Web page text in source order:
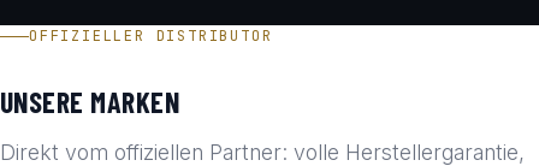
OFFIZIELLER DISTRIBUTOR
UNSERE MARKEN
Direkt vom offiziellen Partner: volle Herstellergarantie,